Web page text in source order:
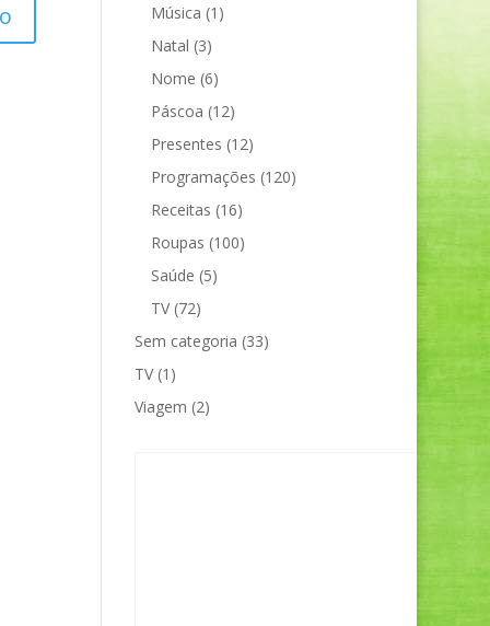
Música (1)
Natal (3)
Nome (6)
Páscoa (12)
Presentes (12)
Programações (120)
Receitas (16)
Roupas (100)
Saúde (5)
TV(72)
Sem categoria (33)
TV(1)
Viagem (2)